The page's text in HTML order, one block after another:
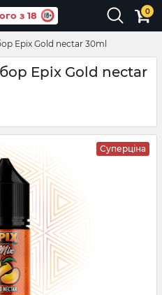
з 18 0
Epix Gold nectar 30ml
Epix Gold nectar
Суперціна